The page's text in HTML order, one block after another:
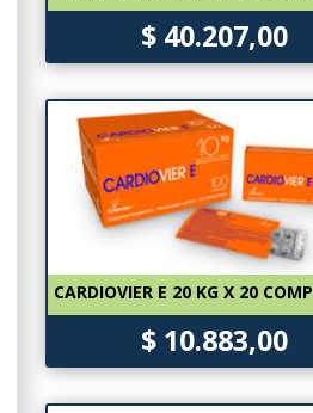
$ 40.207,00
CARDIOVIER E 20 KG X 20 COMP
$ 10.883,00